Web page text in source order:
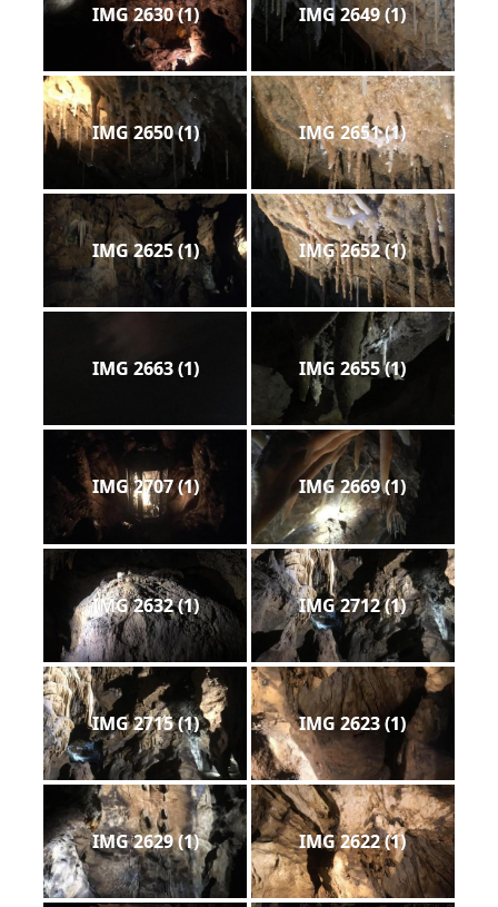
IMG 2630 (1) IMG 2649 (1)
IMG 2650 (1) IMG 2651 (1)
IMG 2625 (1) IMG 2652 (1)
IMG 2663 (1) IMG 2655 (1)
IMG 2707 (1) IMG 2669 (1)
IMG 2632 (1) IMG 2712 (1)
IMG 2715 (1) IMG 2623 (1)
IMG 2629 (1) IMG 2622 (1)